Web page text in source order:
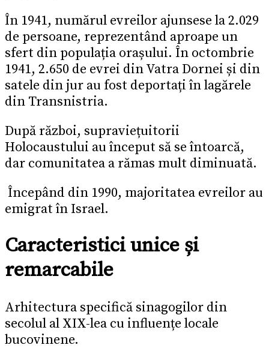
În 1941, numărul evreilor ajunsese la 2.029
de persoane, reprezentând aproape un
sfert din populația orașului. În octombrie
1941, 2.650 de evrei din Vatra Dornei și din
satele din jur au fost deportați în lagărele
din Transnistria.
După război, supraviețuitorii
Holocaustului au început să se întoarcă,
dar comunitatea a rămas mult diminuată.
Începând din 1990, majoritatea evreilor au
emigrat în Israel.
Caracteristici unice și
remarcabile
Arhitectura specifică sinagogilor din
secolul al XIX-lea cu influențe locale
bucovinene.